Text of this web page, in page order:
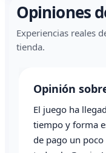
Opiniones
Experiencias reales
tienda.“
y en
el proceso
gusto. Pero